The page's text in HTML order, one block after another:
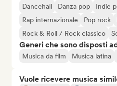
Dancehall Danza pop Indie
Rap internazionale
Pop rock
Rock & Roll / Rock classico
Generi che sono disposti
Musica da film Musica latina
Vuole ricevere musica